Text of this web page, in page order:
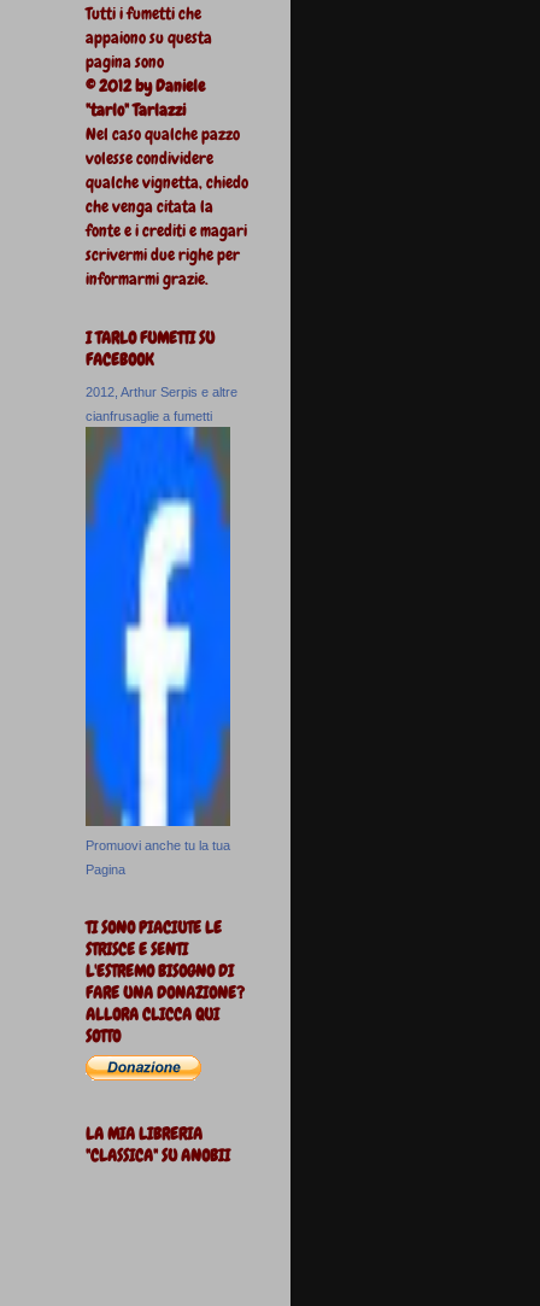
Tutti i fumetti che
appaiono su questa
pagina sono
© 2012 by Daniele
"tarlo" Tarlazzi
Nel caso qualche pazzo
volesse condividere
qualche vignetta, chiedo
che venga citata la
fonte e i crediti e magari
scrivermi due righe per
informarmi grazie.
I TARLO FUMETTI SU
FACEBOOK
2012, Arthur Serpis e altre
cianfrusaglie a fumetti
Promuovi anche tu la tua
Pagina
TI SONO PIACIUTE LE
STRISCE E SENTI
L'ESTREMO BISOGNO DI
FARE UNA DONAZIONE?
ALLORA CLICCA QUI
SOTTO
LA MIA LIBRERIA
"CLASSICA" SU ANOBII